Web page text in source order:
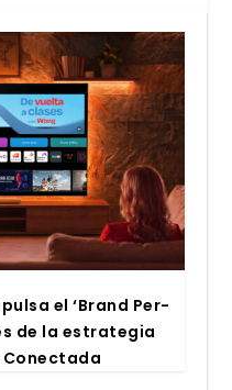
el ‘Brand Per­
de la estra­te­gia
Conec­ta­da